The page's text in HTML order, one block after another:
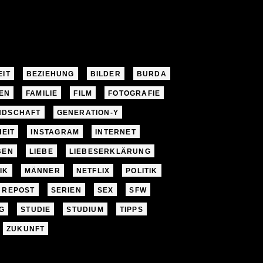
BEZIEHUNG BILDER BURDA
FAMILIE FILM FOTOGRAFIE
GENERATION-Y
INSTAGRAM INTERNET
LIEBE LIEBESERKLÄRUNG
MÄNNER NETFLIX POLITIK
REPOST SERIEN SEX SFW
STUDIE STUDIUM TIPPS
ZUKUNFT